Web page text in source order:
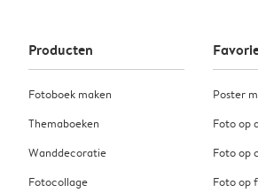
Producten
Fotoboek maken
Themaboeken
Wanddecoratie
Fotocollage
Poster
Foto op
Foto op
Foto op